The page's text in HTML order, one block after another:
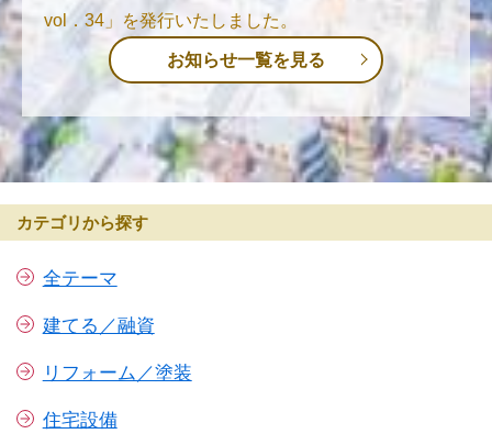
vol．34」を発行いたしました。
お知らせ一覧を見る
カテゴリから探す
全テーマ
建てる／融資
リフォーム／塗装
住宅設備